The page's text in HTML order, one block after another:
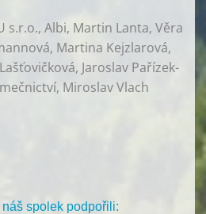
s.r.o., Albi, Martin Lanta, Věra
Martina Kejzlarová,
Jaroslav Pařízek-
Miroslav Vlach
spolek podpořili: